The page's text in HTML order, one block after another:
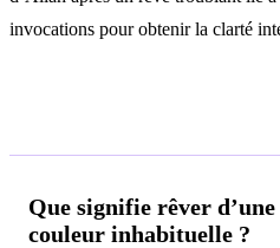
invocations pour obtenir la clarté
Que signifie rêver
couleur inhabituelle ?